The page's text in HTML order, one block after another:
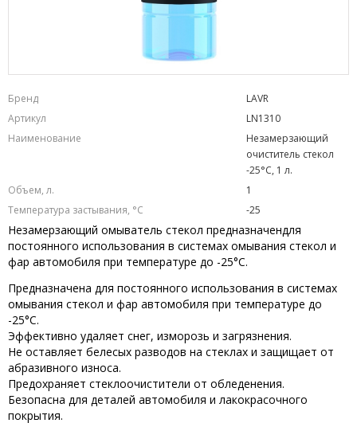
Бренд
LAVR
Артикул
LN1310
Наименование
Незамерзающий
очиститель стекол
-25°C, 1 л.
Объем, л.
1
Температура застывания, °C
-25
Незамерзающий омыватель стекол предназначендля
постоянного использования в системах омывания стекол и
фар автомобиля при температуре до -25°C.
Предназначена для постоянного использования в системах
омывания стекол и фар автомобиля при температуре до
-25°C.
Эффективно удаляет снег, изморозь и загрязнения.
Не оставляет белесых разводов на стеклах и защищает от
абразивного износа.
Предохраняет стеклоочистители от обледенения.
Безопасна для деталей автомобиля и лакокрасочного
покрытия.